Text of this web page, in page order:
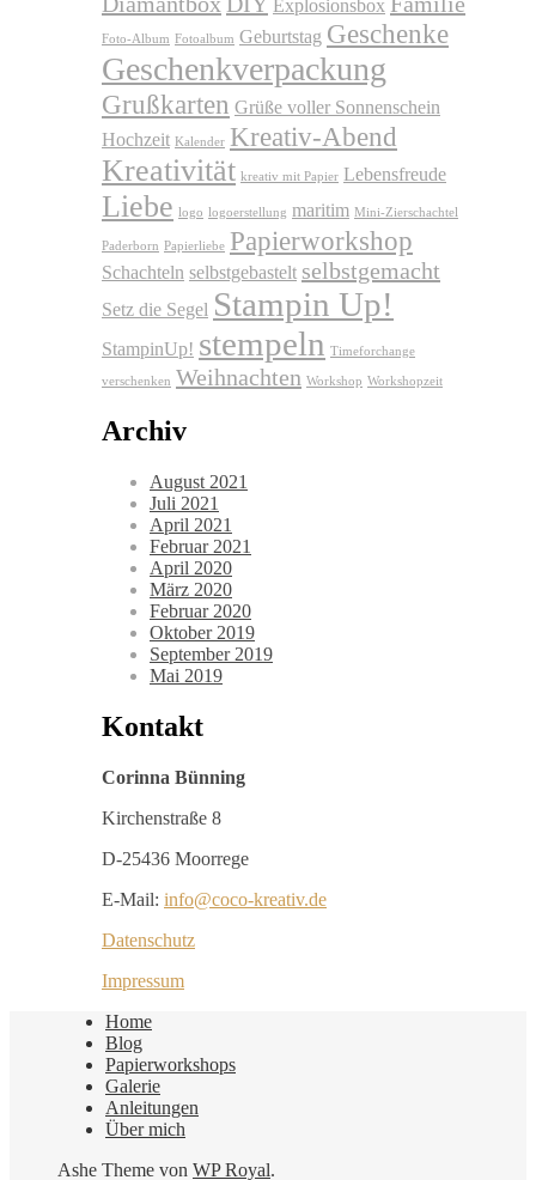
Explosionsbox
Foto-Album Fotoalbum Geburtstag Geschenke
Geschenkverpackung
Grußkarten Grüße voller Sonnenschein
Hochzeit Kalender Kreativ-Abend
Kreativität kreativ mit Papier Lebensfreude
Liebe logo logoerstellung maritim Mini-Zierschachtel
Paderborn Papierliebe Papierworkshop
Schachteln selbstgebastelt selbstgemacht
Setz die Segel Stampin Up!
StampinUp! stempeln Timeforchange
verschenken Weihnachten Workshop Workshopzeit
Archiv
August 2021
Juli 2021
April 2021
Februar 2021
April 2020
März 2020
Februar 2020
Oktober 2019
September 2019
Mai 2019
Kontakt
Corinna Bünning
Kirchenstraße 8
D-25436 Moorrege
E-Mail: info@coco-kreativ.de
Datenschutz
Impressum
Home
Blog
Papierworkshops
Galerie
Anleitungen
Über mich
Ashe Theme von WP Royal.